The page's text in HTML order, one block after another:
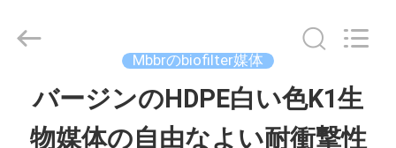
Tongxiang
Reserved.
Developed
Mbbrのbiofilter媒体
バージンのHDPE白い色K1生
物媒体の自由なよい耐衝撃性